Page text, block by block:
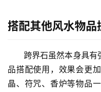
搭配其他风水物品
跨界石虽然本身具有
品搭配使用，效果会更
晶、符咒、香炉等物品